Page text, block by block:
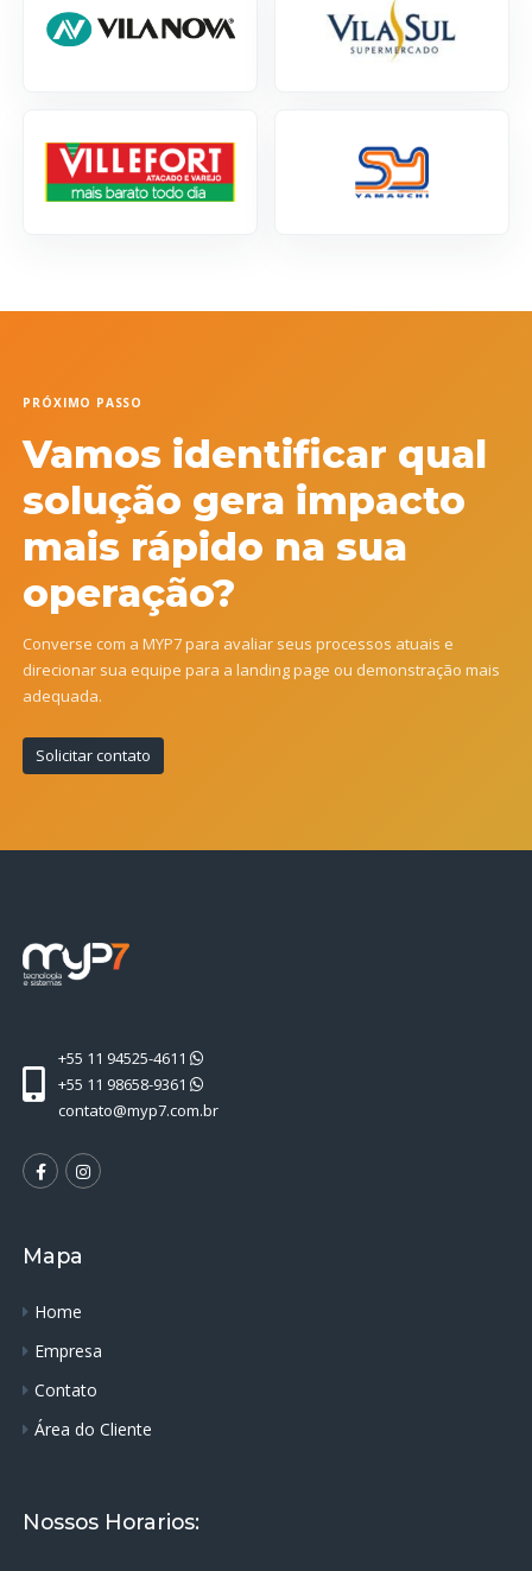
PRÓXIMO PASSO
Vamos identificar qual
solução gera impacto
mais rápido na sua
operação?
Converse com a MYP7 para avaliar seus processos atuais e
direcionar sua equipe para a landing page ou demonstração mais
adequada.
Solicitar contato
+55 11 94525-4611
+55 11 98658-9361
contato@myp7.com.br
Mapa
Home
Empresa
Contato
Área do Cliente
Nossos Horarios: